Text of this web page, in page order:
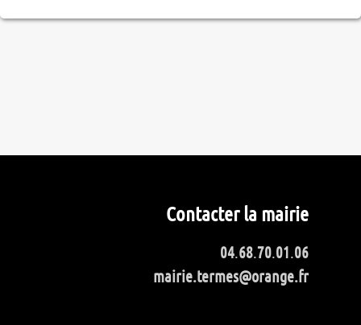
Contacter la mairie
04.68.70.01.06
mairie.termes@orange.fr